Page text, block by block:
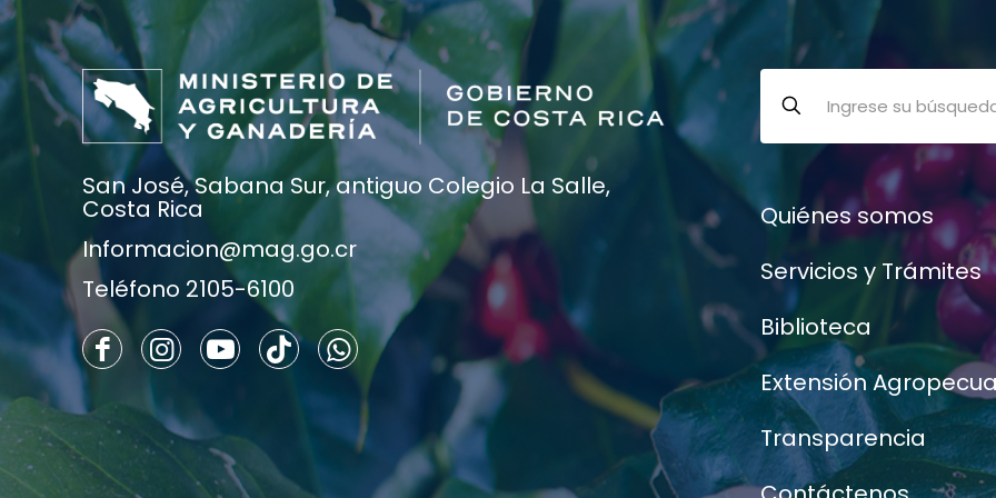
San José, Sabana Sur, antiguo Colegio La Salle,
Costa Rica
Informacion@mag.go.cr
Teléfono 2105-6100
Quiénes somos
Servicios y Trámites
Biblioteca
Extensión
Transparencia